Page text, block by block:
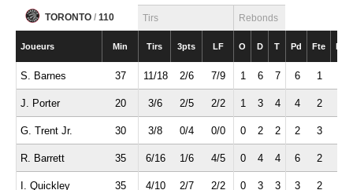
TORONTO / 110 Tirs Rebonds
Joueurs Min Tirs 3pts LF O D T Pd Fte Int
S. Barnes 37 11/18 2/6 7/9 1 6 7 6 1
J. Porter 20 3/6 2/5 2/2 1 3 4 4 2
G. Trent Jr. 30 3/8 0/4 0/0 0 2 2 2 3
R. Barrett 35 6/16 1/6 4/5 0 4 4 6 2
I. Quickley 35 4/10 2/7 2/2 0 3 3 3 2